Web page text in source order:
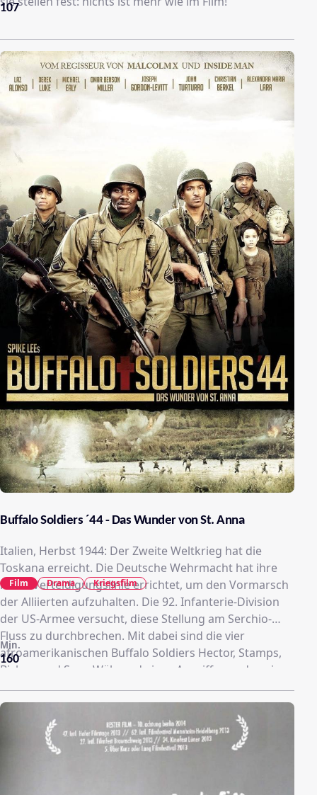
107
Buffalo Soldiers ´44 - Das Wunder von St. Anna
Italien, Herbst 1944: Der Zweite Weltkrieg hat die
Toskana erreicht. Die Deutsche Wehrmacht hat ihre
letzte Verteidigungslinie errichtet, um den Vormarsch
der Alliierten aufzuhalten. Die 92. Infanterie-Division
der US-Armee versucht, diese Stellung am Serchio-
Fluss zu durchbrechen. Mit dabei sind die vier
afroamerikanischen Buffalo Soldiers Hector, Stamps,
Bishop und Sam. Während eines Angriffs werden sie
von ihrer Einheit abgeschnitten und retten einen
italienischen Jungen, den sie in ein nahegelegenes
Dorf bringen. Dort erfahren sie etwas, das ihnen in
ihrer Heimat verwehrt wird: Gleichberechtigung,
Menschlichkeit und Respekt. Gemeinsam mit
sie sich auf den kurz bevorstehenden Gegenangriff
160
Min.
Film Drama Kriegsfilm